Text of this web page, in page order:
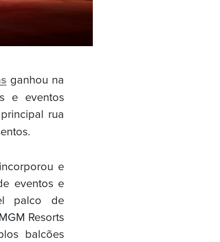
ganhou na
e eventos
rua
e
eventos e
palco de
Resorts
balcões